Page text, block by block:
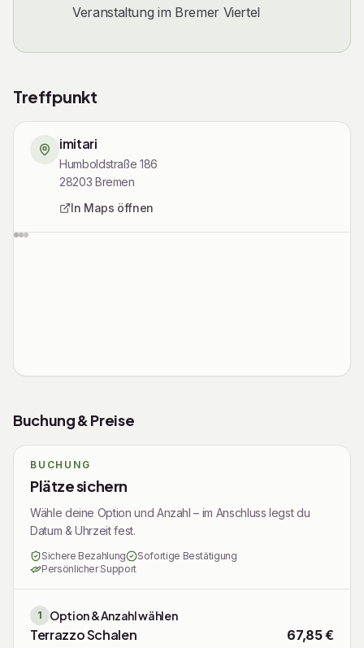
Veranstaltung im Bremer Viertel
Treffpunkt
imitari
Humboldstraße 186
28203 Bremen
In Maps öffnen
Rechtliche Informationen
Buchung & Preise
BUCHUNG
Plätze sichern
Wähle deine Option und Anzahl – im Anschluss legst du
Datum & Uhrzeit fest.
Sichere Bezahlung
Sofortige Bestätigung
Persönlicher Support
1 Option & Anzahl wählen
Terrazzo Schalen 67,85 €